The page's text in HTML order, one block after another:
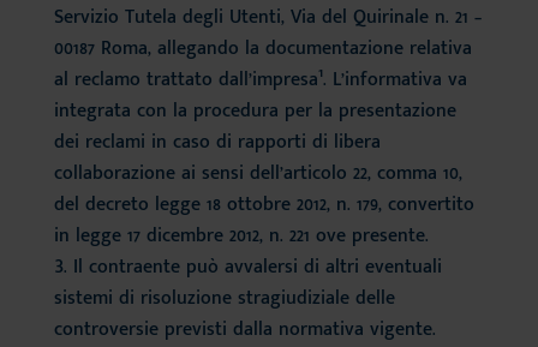
Servizio Tutela degli Utenti, Via del Quirinale n. 21 –
00187 Roma, allegando la documentazione relativa
al reclamo trattato dall’impresa¹. L’informativa va
integrata con la procedura per la presentazione
dei reclami in caso di rapporti di libera
collaborazione ai sensi dell’articolo 22, comma 10,
del decreto legge 18 ottobre 2012, n. 179, convertito
in legge 17 dicembre 2012, n. 221 ove presente.
Il contraente può avvalersi di altri eventuali
sistemi di risoluzione stragiudiziale delle
controversie previsti dalla normativa vigente.